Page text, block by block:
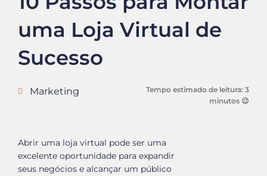
uma Loja Virtual de
Sucesso
Marketing Tempo estimado de leitura: 3
minutos 😉
Abrir uma loja virtual pode ser uma
excelente oportunidade para expandir
seus negócios e alcançar um público